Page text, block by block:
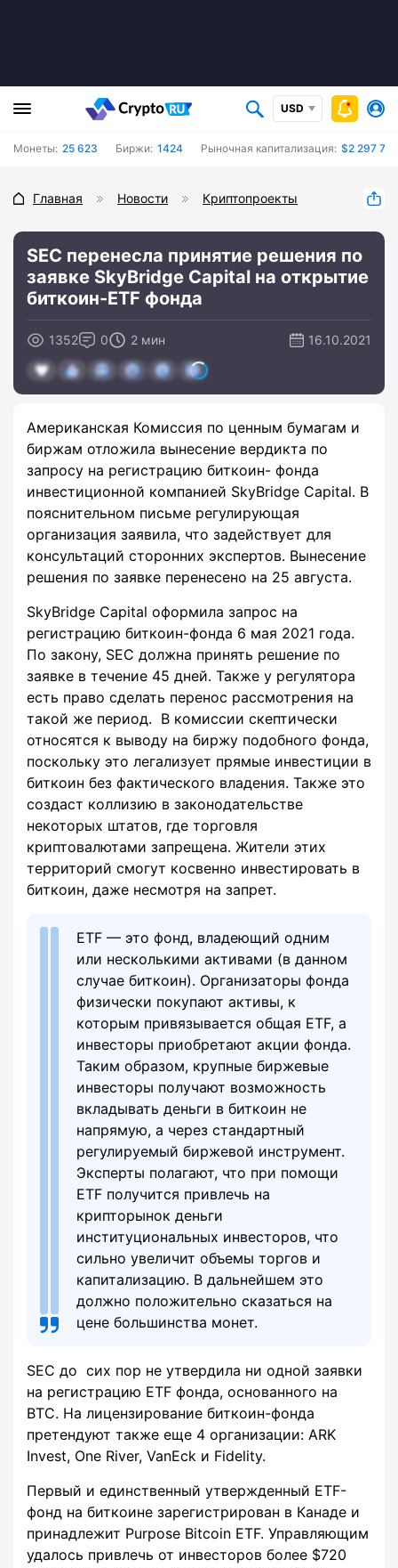
USD
Монеты: 25 623 Биржи: 1424 Рыночная капитализация: $2 297
Главная Новости Криптопроекты
SEC перенесла принятие решения по
заявке SkyBridge Capital на открытие
биткоин-ETF фонда
1352 0 2 мин 16.10.2021
Американская Комиссия по ценным бумагам и
биржам отложила вынесение вердикта по
запросу на регистрацию биткоин- фонда
инвестиционной компанией SkyBridge Capital. В
пояснительном письме регулирующая
организация заявила, что задействует для
консультаций сторонних экспертов. Вынесение
решения по заявке перенесено на 25 августа.
SkyBridge Capital оформила запрос на
регистрацию биткоин-фонда 6 мая 2021 года.
По закону, SEC должна принять решение по
заявке в течение 45 дней. Также у регулятора
есть право сделать перенос рассмотрения на
такой же период. В комиссии скептически
относятся к выводу на биржу подобного фонда,
поскольку это легализует прямые инвестиции в
биткоин без фактического владения. Также это
создаст коллизию в законодательстве
некоторых штатов, где торговля
криптовалютами запрещена. Жители этих
территорий смогут косвенно инвестировать в
биткоин, даже несмотря на запрет.
ETF — это фонд, владеющий одним
или несколькими активами (в данном
случае биткоин). Организаторы фонда
физически покупают активы, к
которым привязывается общая ETF, а
инвесторы приобретают акции фонда.
Таким образом, крупные биржевые
инвесторы получают возможность
вкладывать деньги в биткоин не
напрямую, а через стандартный
регулируемый биржевой инструмент.
Эксперты полагают, что при помощи
ETF получится привлечь на
крипторынок деньги
институциональных инвесторов, что
сильно увеличит объемы торгов и
капитализацию. В дальнейшем это
должно положительно сказаться на
цене большинства монет.
SEC до сих пор не утвердила ни одной заявки
на регистрацию ETF фонда, основанного на
BTC. На лицензирование биткоин-фонда
претендуют также еще 4 организации: ARK
Invest, One River, VanEck и Fidelity.
Первый и единственный утвержденный ETF-
фонд на биткоине зарегистрирован в Канаде и
принадлежит Purpose Bitcoin ETF. Управляющим
удалось привлечь от инвесторов более $720